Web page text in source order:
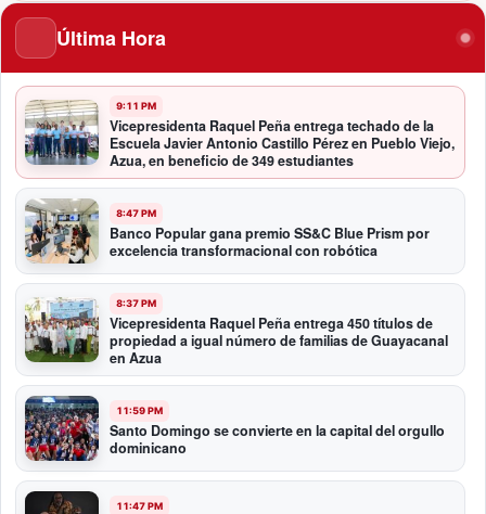
Última Hora
9:11 PM
Vicepresidenta Raquel Peña entrega techado de la
Escuela Javier Antonio Castillo Pérez en Pueblo Viejo,
Azua, en beneficio de 349 estudiantes
8:47 PM
Banco Popular gana premio SS&C Blue Prism por
excelencia transformacional con robótica
8:37 PM
Vicepresidenta Raquel Peña entrega 450 títulos de
propiedad a igual número de familias de Guayacanal
en Azua
11:59 PM
Santo Domingo se convierte en la capital del orgullo
dominicano
11:47 PM